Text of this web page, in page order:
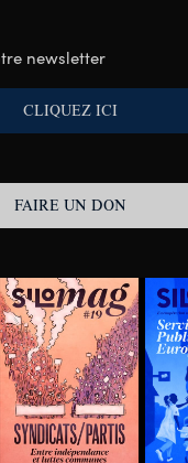
newsletter
CLIQUEZ ICI
FAIRE UN DON